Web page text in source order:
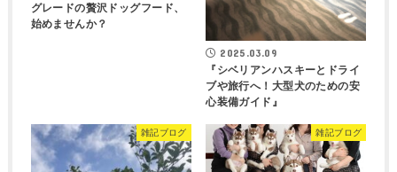
グレードの贅沢ドッグフード、
始めませんか？
2025.03.09
『シベリアンハスキーとドライ
ブや旅行へ！大型犬のための安
心装備ガイド』
雑記ブログ 雑記ブログ